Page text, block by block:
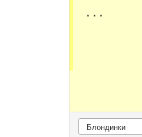
...
Блондинки